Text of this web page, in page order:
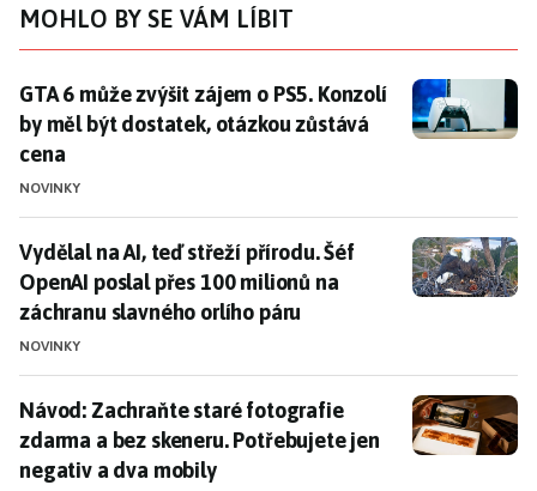
MOHLO BY SE VÁM LÍBIT
GTA 6 může zvýšit zájem o PS5. Konzolí by měl být
GTA 6 může zvýšit zájem o PS5. Konzolí
by měl být dostatek, otázkou zůstává
cena
NOVINKY
Vydělal na AI, teď střeží přírodu. Šéf OpenAI poslal
Vydělal na AI, teď střeží přírodu. Šéf
OpenAI poslal přes 100 milionů na
záchranu slavného orlího páru
NOVINKY
Návod: Zachraňte staré fotografie zdarma a bez
Návod: Zachraňte staré fotografie
zdarma a bez skeneru. Potřebujete jen
negativ a dva mobily